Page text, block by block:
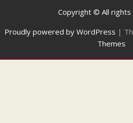
Copyright © All
Proudly powered by WordPress |
Themes